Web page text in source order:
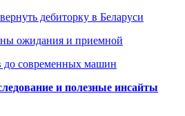
дебиторку в Беларуси
ожидания и приемной
до современных машин
и полезные инсайты